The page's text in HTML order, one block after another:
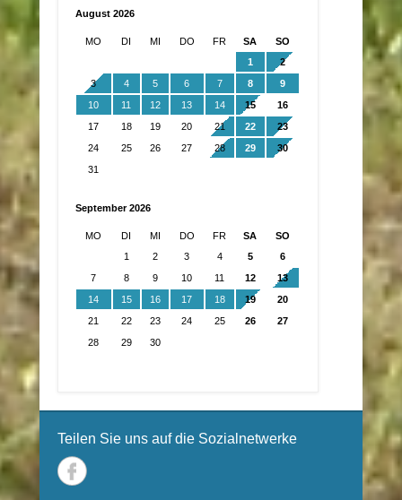
August 2026
MO DI MI DO FR SA
SO
1
2
3
4 5 6 7 8
9
10
11 12 13 14 15
16
17
18 19 20 21 22
23
24
25 26 27 28 29
30
31
September 2026
MO DI MI DO FR SA
SO
1
2 3 4 5
6
7
8 9 10 11 12
13
14
15 16 17 18 19
20
21
22 23 24 25 26
27
28
29 30
Teilen Sie uns auf die Sozialnetwerke